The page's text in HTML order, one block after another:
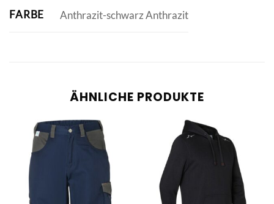
FARBE Anthrazit-schwarz Anthrazit
ÄHNLICHE PRODUKTE